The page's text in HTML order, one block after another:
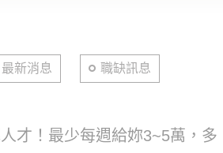
最新消息 職缺訊息
才！最少每週給妳3~5萬，多